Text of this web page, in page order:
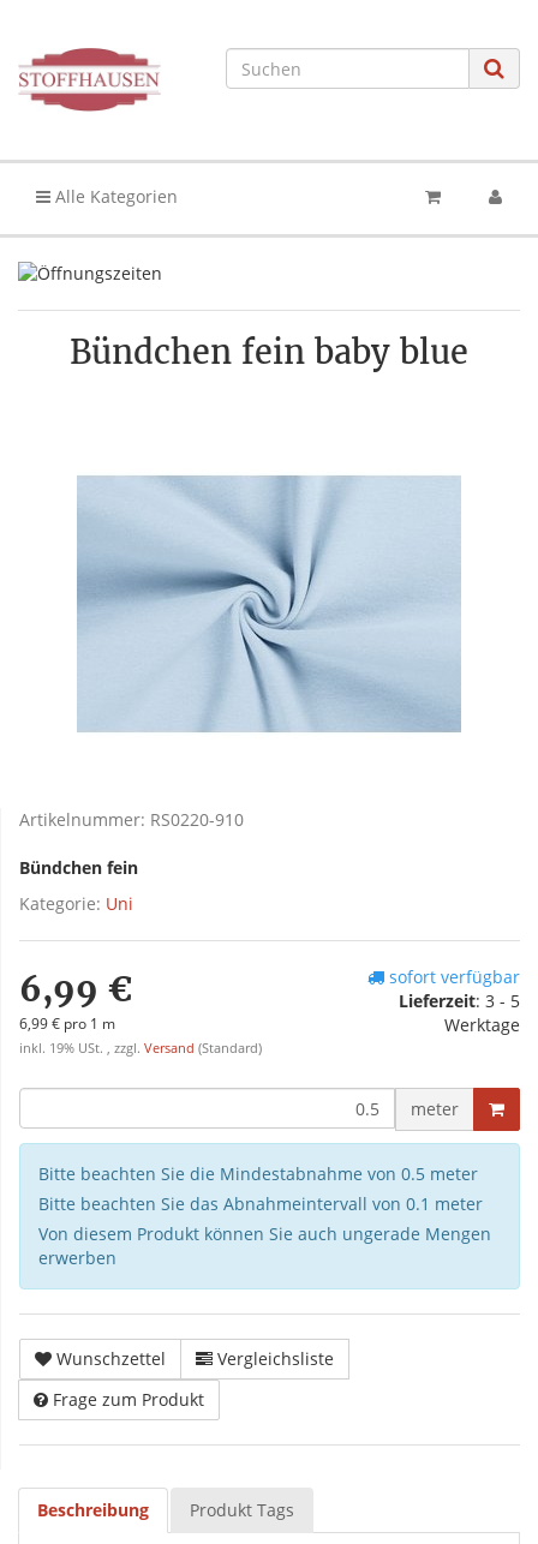
Alle Kategorien
Bündchen fein baby blue
Artikelnummer: RS0220-910
Bündchen fein
Kategorie: Uni
6,99 €
6,99 € pro 1 m
inkl. 19% USt. , zzgl. Versand (Standard)
sofort verfügbar
Lieferzeit: 3 - 5
Werktage
meter
Bitte beachten Sie die Mindestabnahme von 0.5 meter
Bitte beachten Sie das Abnahmeintervall von 0.1 meter
Von diesem Produkt können Sie auch ungerade Mengen
erwerben
Wunschzettel
Vergleichsliste
Frage zum Produkt
Beschreibung Produkt Tags